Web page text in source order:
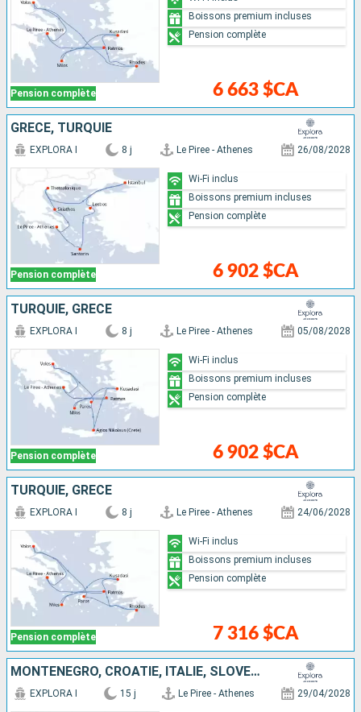
Pension complète 6 663 $CA
Boissons premium incluses
Pension complète
GRÈCE, TURQUIE
Pension complète
EXPLORA I 8 j Le Piree - Athenes 26/08/2028
6 902 $CA
Wi-Fi inclus
Boissons premium incluses
Pension complète
TURQUIE, GRÈCE
Pension complète
EXPLORA I 8 j Le Piree - Athenes 05/08/2028
6 902 $CA
Wi-Fi inclus
Boissons premium incluses
Pension complète
TURQUIE, GRÈCE
Pension complète
EXPLORA I 8 j Le Piree - Athenes 24/06/2028
7 316 $CA
Wi-Fi inclus
Boissons premium incluses
Pension complète
MONTÉNÉGRO, CROATIE, ITALIE, SLOVÉNIE, GRÈCE
EXPLORA I 15 j Le Piree - Athenes 29/04/2028